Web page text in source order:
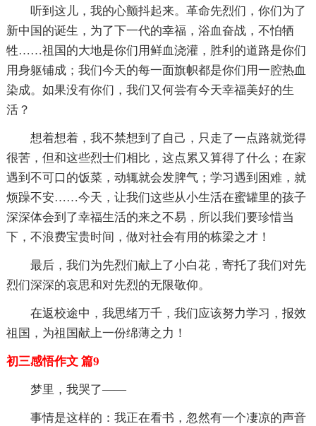
听到这儿，我的心颤抖起来。革命先烈们，你们为了
新中国的诞生，为了下一代的幸福，浴血奋战，不怕牺
牲……祖国的大地是你们用鲜血浇灌，胜利的道路是你们
用身躯铺成；我们今天的每一面旗帜都是你们用一腔热血
染成。如果没有你们，我们又何尝有今天幸福美好的生
活？
想着想着，我不禁想到了自己，只走了一点路就觉得
很苦，但和这些烈士们相比，这点累又算得了什么；在家
遇到不可口的饭菜，动辄就会发脾气；学习遇到困难，就
烦躁不安……今天，让我们这些从小生活在蜜罐里的孩子
深深体会到了幸福生活的来之不易，所以我们要珍惜当
下，不浪费宝贵时间，做对社会有用的栋梁之才！
最后，我们为先烈们献上了小白花，寄托了我们对先
烈们深深的哀思和对先烈的无限敬仰。
在返校途中，我思绪万千，我们应该努力学习，报效
祖国，为祖国献上一份绵薄之力！
初三感悟作文 篇9
梦里，我哭了――
事情是这样的：我正在看书，忽然有一个凄凉的声音